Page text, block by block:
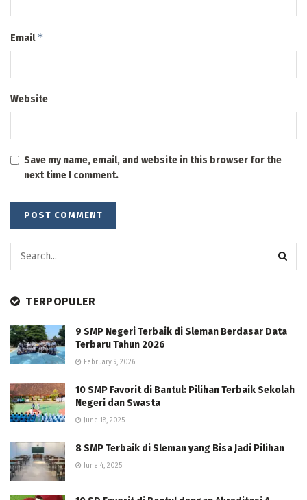
Email*
Website
Save my name, email, and website in this browser for the
next time I comment.
TERPOPULER
9 SMP Negeri Terbaik di Sleman Berdasar Data
Terbaru Tahun 2026
February 9, 2026
10 SMP Favorit di Bantul: Pilihan Terbaik Sekolah
Negeri dan Swasta
June 18, 2025
8 SMP Terbaik di Sleman yang Bisa Jadi Pilihan
June 4, 2025